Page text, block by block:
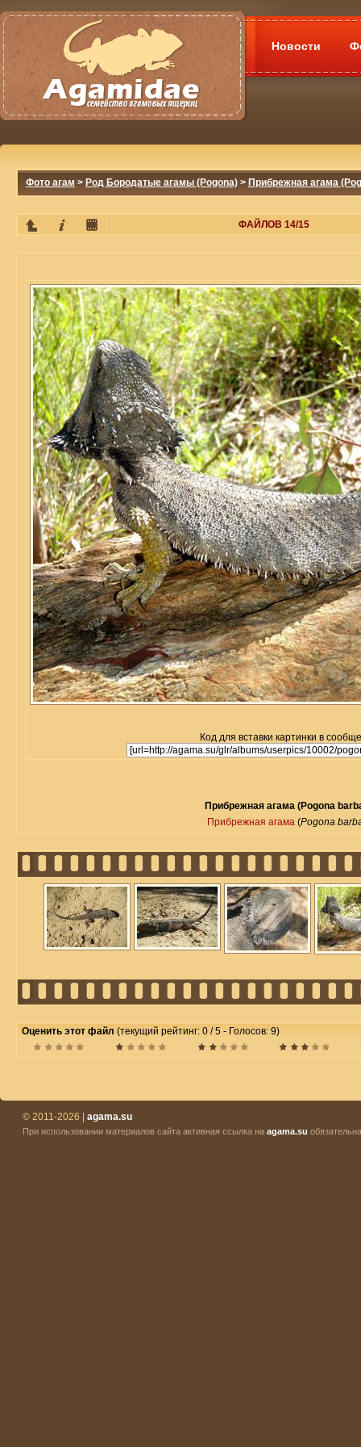
Новости
Фото агам > Род Бородатые агамы (Pogona) > Прибрежная агама
ФАЙЛОВ 14/15
Код для вставки картинки в
Прибрежная агама (Pogona
Прибрежная агама (Pogona
Оценить этот файл (текущий рейтинг: 0 / 5 - Голосов: 9)
© 2011-2026 | agama.su
При использовании материалов сайта активная ссылка на agama.su